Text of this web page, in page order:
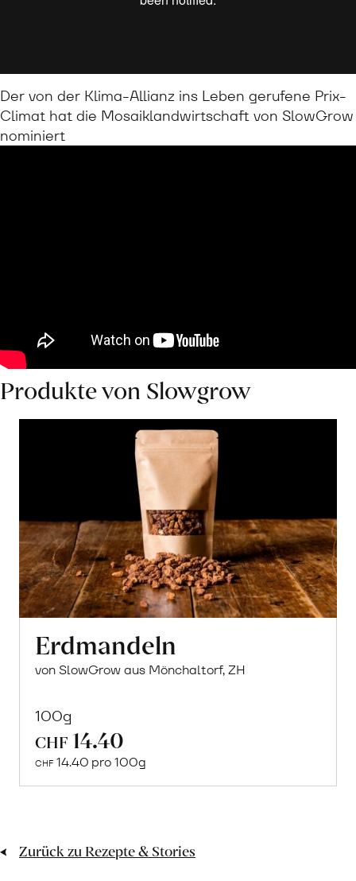
Der von der Klima-Allianz ins Leben gerufene Prix-
Climat hat die Mosaiklandwirtschaft von SlowGrow
nominiert
Produkte von Slowgrow
Erdmandeln
von SlowGrow aus Mönchaltorf, ZH
100g
CHF 14.40
CHF 14.40 pro 100g
Warenkorb
Zurück zu Rezepte & Stories